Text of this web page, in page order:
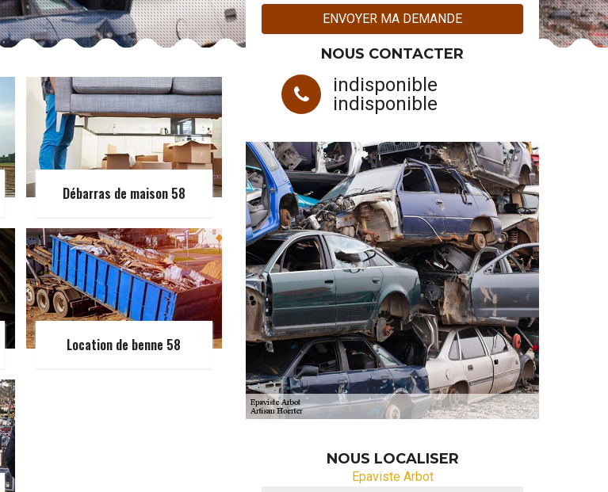
Débarras de maison 58
Location de benne 58
NOUS CONTACTER
indisponible
indisponible
NOUS LOCALISER
Epaviste Arbot